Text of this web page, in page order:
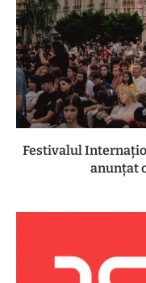
Festivalul
anunțat